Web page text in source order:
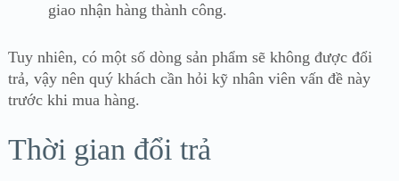
giao nhận hàng thành công.
Tuy nhiên, có một số dòng sản phẩm sẽ không được đổi
trả, vậy nên quý khách cần hỏi kỹ nhân viên vấn đề này
trước khi mua hàng.
Thời gian đổi trả